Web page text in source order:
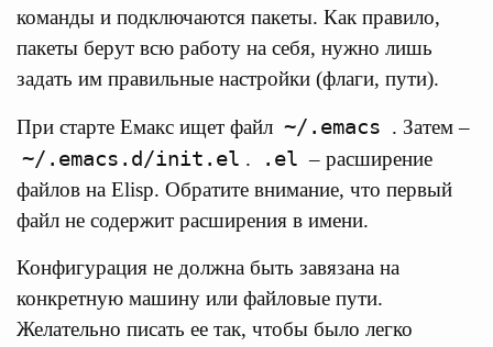
команды и подключаются пакеты. Как правило,
пакеты берут всю работу на себя, нужно лишь
задать им правильные настройки (флаги, пути).
При старте Емакс ищет файл ~/.emacs . Затем –
~/.emacs.d/init.el . .el – расширение
файлов на Elisp. Обратите внимание, что первый
файл не содержит расширения в имени.
Конфигурация не должна быть завязана на
конкретную машину или файловые пути.
Желательно писать ее так, чтобы было легко